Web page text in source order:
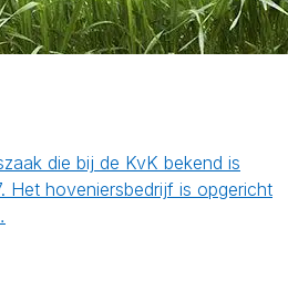
die bij de KvK bekend is
Het hoveniersbedrijf is opgericht